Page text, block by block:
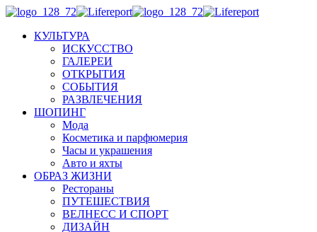
КУЛЬТУРА
ИСКУССТВО
ГАЛЕРЕИ
ОТКРЫТИЯ
СОБЫТИЯ
РАЗВЛЕЧЕНИЯ
ШОПИНГ
Мода
Косметика и парфюмерия
Часы и украшения
Авто и яхты
ОБРАЗ ЖИЗНИ
Рестораны
ПУТЕШЕСТВИЯ
ВЕЛНЕСС И СПОРТ
ДИЗАЙН